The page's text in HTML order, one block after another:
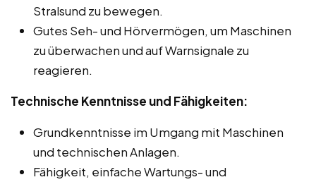
Stralsund zu bewegen.
Gutes Seh- und Hörvermögen, um Maschinen
zu überwachen und auf Warnsignale zu
reagieren.
Technische Kenntnisse und Fähigkeiten:
Grundkenntnisse im Umgang mit Maschinen
und technischen Anlagen.
Fähigkeit, einfache Wartungs- und